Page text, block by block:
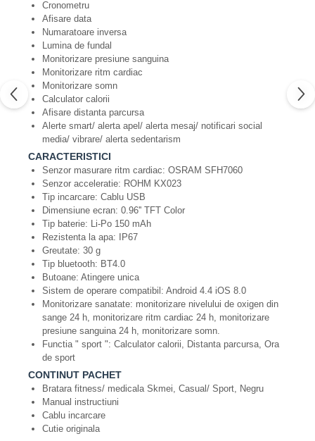
Cronometru
Afisare data
Numaratoare inversa
Lumina de fundal
Monitorizare presiune sanguina
Monitorizare ritm cardiac
Monitorizare somn
Calculator calorii
Afisare distanta parcursa
Alerte smart/ alerta apel/ alerta mesaj/ notificari social
media/ vibrare/ alerta sedentarism
CARACTERISTICI
Senzor masurare ritm cardiac: OSRAM SFH7060
Senzor acceleratie: ROHM KX023
Tip incarcare: Cablu USB
Dimensiune ecran: 0.96'' TFT Color
Tip baterie: Li-Po 150 mAh
Rezistenta la apa: IP67
Greutate: 30 g
Tip bluetooth: BT4.0
Butoane: Atingere unica
Sistem de operare compatibil: Android 4.4 iOS 8.0
Monitorizare sanatate: monitorizare nivelului de oxigen din
sange 24 h, monitorizare ritm cardiac 24 h, monitorizare
presiune sanguina 24 h, monitorizare somn.
Functia " sport ": Calculator calorii, Distanta parcursa, Ora
de sport
CONTINUT PACHET
Bratara fitness/ medicala Skmei, Casual/ Sport, Negru
Manual instructiuni
Cablu incarcare
Cutie originala